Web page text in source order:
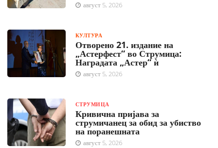
август 5, 2026
КУЛТУРА
Отворено 21. издание на
„Астерфест“ во Струмица:
Наградата „Астер“ ѝ
август 5, 2026
СТРУМИЦА
Кривична пријава за
струмичанец за обид за убиство
на поранешната
август 5, 2026